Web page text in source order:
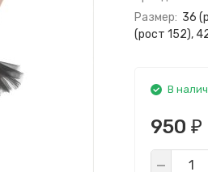
Размер: 36
(рост 152),
В
950 ₽